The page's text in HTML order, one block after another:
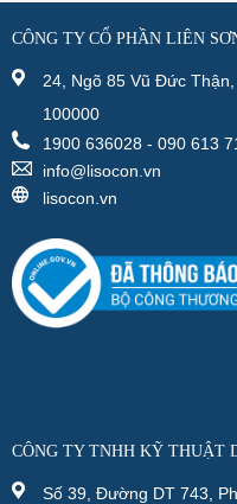
CÔNG TY CỔ PHẦN LIÊN
24, Ngõ 85 Vũ Đức
100000
1900 636028 - 090 613
info@lisocon.vn
lisocon.vn
CÔNG TY TNHH KỸ THUẬT
Số 39, Đường DT 743,